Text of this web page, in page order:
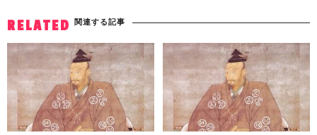
RELATED 関連する記事